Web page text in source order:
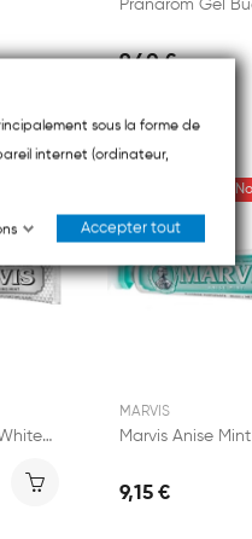
9,40 €
Marvis Smokers Whitening Mint Dentifrice 85ml
MARVIS
9,15 €
sous la forme de
internet (ordinateur,
Accepter tout